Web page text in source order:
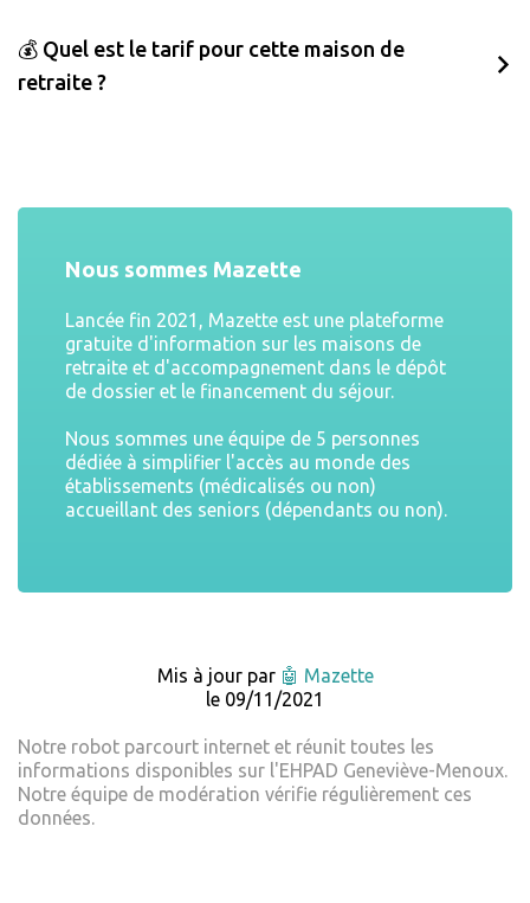
💰 Quel est le tarif pour cette maison de
retraite ?
Nous sommes Mazette
Lancée fin 2021, Mazette est une plateforme
gratuite d'information sur les maisons de
retraite et d'accompagnement dans le dépôt
de dossier et le financement du séjour.
Nous sommes une équipe de 5 personnes
dédiée à simplifier l'accès au monde des
établissements (médicalisés ou non)
accueillant des seniors (dépendants ou non).
Mis à jour par 🤖 Mazette
le 09/11/2021
Notre robot parcourt internet et réunit toutes les
informations disponibles sur l'EHPAD Geneviève-Menoux.
Notre équipe de modération vérifie régulièrement ces
données.